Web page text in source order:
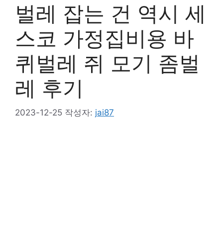
벌레 잡는 건 역시 세
스코 가정집비용 바
퀴벌레 쥐 모기 좀벌
레 후기
2023-12-25 작성자: jai87